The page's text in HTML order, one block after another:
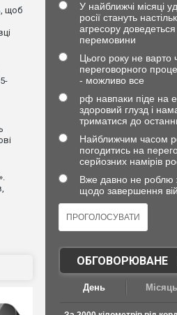
щоб
У найближчі місяці
росії стануть
агресору
перемовини
Цього року не варто
переговорного
- можливо все
рф навпаки піде на
здоровий глузд і
триматися до
Найближчим часом
погодитись на
серйозних намірів
Вже давно не роблю
щодо завершення
ОБГОВОРЮВАНЕ
День Місяць